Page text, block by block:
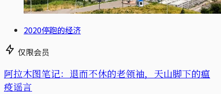
2020停跑的经济
仅限会员
阿拉木图笔记：退而不休的老领袖，天山脚下的瘟
疫谣言